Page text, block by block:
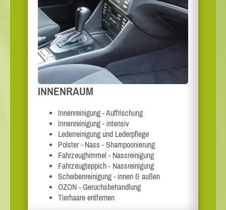
INNENRAUM
Innenreinigung - Auffrischung
Innenreinigung - intensiv
Lederreinigung und Lederpflege
Polster - Nass - Shampoonierung
Fahrzeughimmel - Nassreinigung
Fahrzeugteppich - Nassreinigung
Scheibenreinigung - innen & außen
OZON - Geruchsbehandlung
Tierhaare entfernen